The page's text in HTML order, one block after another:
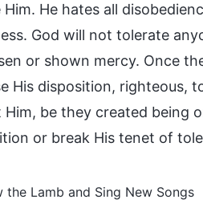
Him. He hates all
God will not tolerate
or shown mercy. Once
His disposition, righteous,
Him, be they created being
or break His tenet of
the Lamb and Sing New Songs